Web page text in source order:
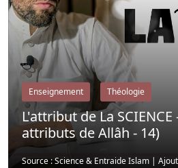
Enseignement Théologie
L'attribut de La SCIENCE
attributs de Allâh - 14)
Source : Science & Entraide Islam |